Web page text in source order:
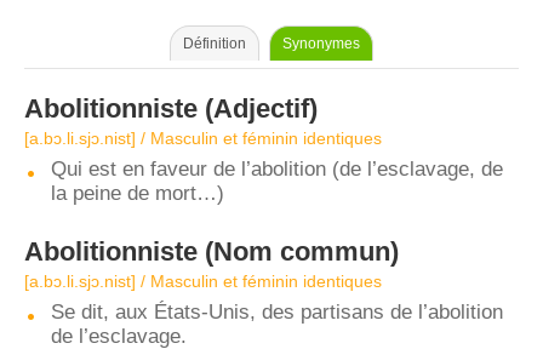
Définition Synonymes
Abolitionniste (Adjectif)
[a.bɔ.li.sjɔ.nist] / Masculin et féminin identiques
Qui est en faveur de l’abolition (de l’esclavage, de
la peine de mort…)
Abolitionniste (Nom commun)
[a.bɔ.li.sjɔ.nist] / Masculin et féminin identiques
Se dit, aux États-Unis, des partisans de l’abolition
de l’esclavage.